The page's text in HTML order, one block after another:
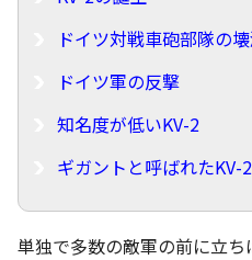
ドイツ対戦車砲部隊の
ドイツ軍の反撃
知名度が低いKV-2
ギガントと呼ばれたKV-2
単独で多数の敵軍の前に立